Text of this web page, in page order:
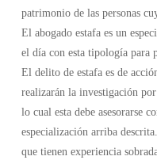
patrimonio de las personas
El abogado estafa es un
el día con esta tipología para
El delito de estafa es de
realizarán la investigación
lo cual esta debe asesorarse
especialización arriba
que tienen experiencia